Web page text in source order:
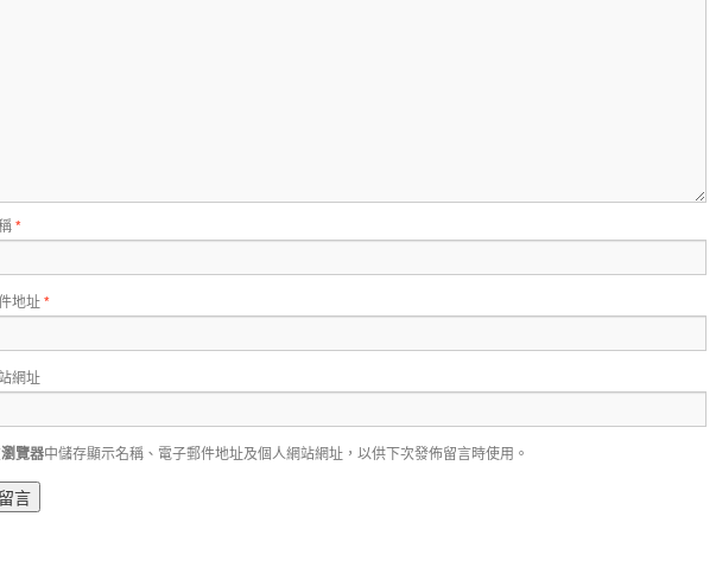
*
地址*
網址
瀏覽器中儲存顯示名稱、電子郵件地址及個人網站網址，以供下次發佈留言時使用。